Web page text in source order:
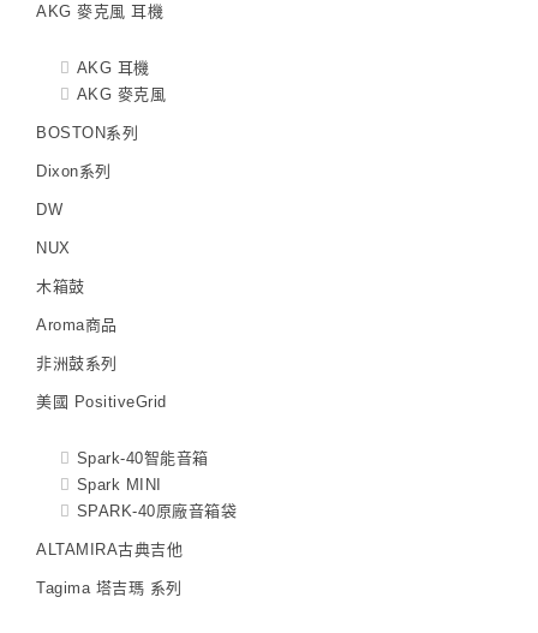
AKG 麥克風 耳機
AKG 耳機
AKG 麥克風
BOSTON系列
Dixon系列
DW
NUX
木箱鼓
Aroma商品
非洲鼓系列
美國 PositiveGrid
Spark-40智能音箱
Spark MINI
SPARK-40原廠音箱袋
ALTAMIRA古典吉他
Tagima 塔吉瑪 系列